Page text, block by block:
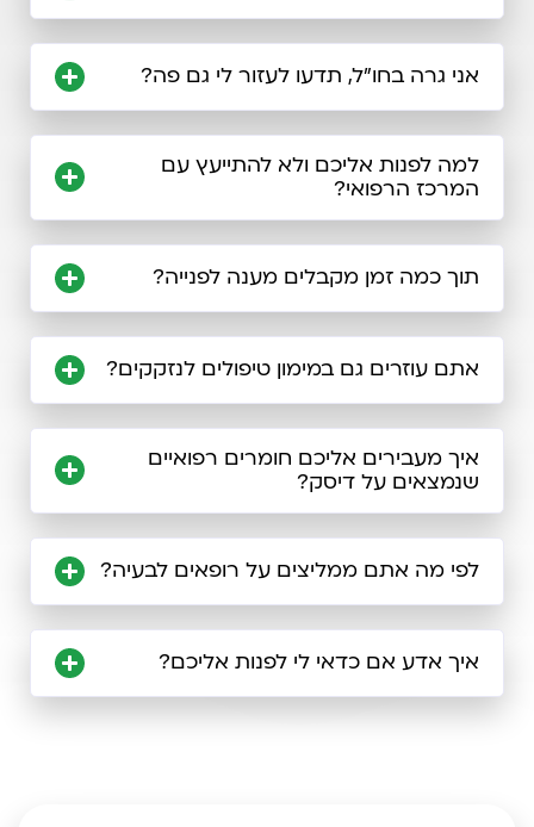
אני גרה בחו"ל, תדעו לעזור לי גם פה?
למה לפנות אליכם ולא להתייעץ עם
המרכז הרפואי?
תוך כמה זמן מקבלים מענה לפנייה?
אתם עוזרים גם במימון טיפולים לנזקקים?
איך מעבירים אליכם חומרים רפואיים
שנמצאים על דיסק?
לפי מה אתם ממליצים על רופאים לבעיה?
איך אדע אם כדאי לי לפנות אליכם?